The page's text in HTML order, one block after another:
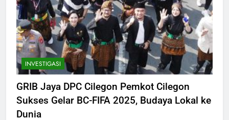
INVESTIGASI
GRIB Jaya DPC Cilegon Pemkot Cilegon
Sukses Gelar BC-FIFA 2025, Budaya Lokal ke
Dunia